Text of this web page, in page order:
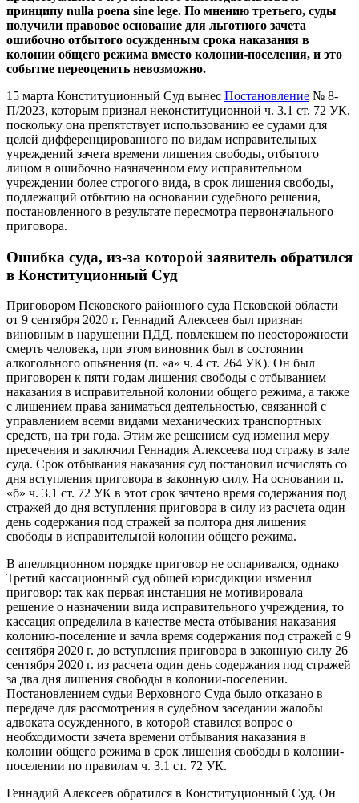
принципу nulla poena sine lege. По мнению третьего, суды
получили правовое основание для льготного зачета
ошибочно отбытого осужденным срока наказания в
колонии общего режима вместо колонии-поселения, и это
событие переоценить невозможно.
15 марта Конституционный Суд вынес Постановление № 8-
П/2023, которым признал неконституционной ч. 3.1 ст. 72 УК,
поскольку она препятствует использованию ее судами для
целей дифференцированного по видам исправительных
учреждений зачета времени лишения свободы, отбытого
лицом в ошибочно назначенном ему исправительном
учреждении более строгого вида, в срок лишения свободы,
подлежащий отбытию на основании судебного решения,
постановленного в результате пересмотра первоначального
приговора.
Ошибка суда, из-за которой заявитель обратился
в Конституционный Суд
Приговором Псковского районного суда Псковской области
от 9 сентября 2020 г. Геннадий Алексеев был признан
виновным в нарушении ПДД, повлекшем по неосторожности
смерть человека, при этом виновник был в состоянии
алкогольного опьянения (п. «а» ч. 4 ст. 264 УК). Он был
приговорен к пяти годам лишения свободы с отбыванием
наказания в исправительной колонии общего режима, а также
с лишением права заниматься деятельностью, связанной с
управлением всеми видами механических транспортных
средств, на три года. Этим же решением суд изменил меру
пресечения и заключил Геннадия Алексеева под стражу в зале
суда. Срок отбывания наказания суд постановил исчислять со
дня вступления приговора в законную силу. На основании п.
«б» ч. 3.1 ст. 72 УК в этот срок зачтено время содержания под
стражей до дня вступления приговора в силу из расчета один
день содержания под стражей за полтора дня лишения
свободы в исправительной колонии общего режима.
В апелляционном порядке приговор не оспаривался, однако
Третий кассационный суд общей юрисдикции изменил
приговор: так как первая инстанция не мотивировала
решение о назначении вида исправительного учреждения, то
кассация определила в качестве места отбывания наказания
колонию-поселение и зачла время содержания под стражей с 9
сентября 2020 г. до вступления приговора в законную силу 26
сентября 2020 г. из расчета один день содержания под стражей
за два дня лишения свободы в колонии-поселении.
Постановлением судьи Верховного Суда было отказано в
передаче для рассмотрения в судебном заседании жалобы
адвоката осужденного, в которой ставился вопрос о
необходимости зачета времени отбывания наказания в
колонии общего режима в срок лишения свободы в колонии-
поселении по правилам ч. 3.1 ст. 72 УК.
Геннадий Алексеев обратился в Конституционный Суд. Он